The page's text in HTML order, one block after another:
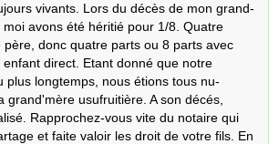
vivants. Lors du décès de mon grand-
avons été héritié pour 1/8. Quatre
donc quatre parts ou 8 parts avec
direct. Etant donné que notre
plus longtemps, nous étions tous nu-
grand'mère usufruitière. A son décés,
Rapprochez-vous vite du notaire qui
et faite valoir les droit de votre fils. En